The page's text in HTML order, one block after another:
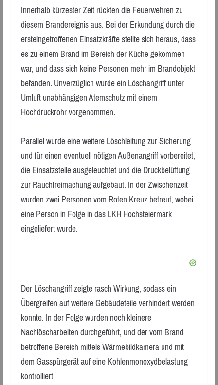
Innerhalb kürzester Zeit rückten die Feuerwehren zu
diesem Brandereignis aus. Bei der Erkundung durch die
ersteingetroffenen Einsatzkräfte stellte sich heraus, dass
es zu einem Brand im Bereich der Küche gekommen
war, und dass sich keine Personen mehr im Brandobjekt
befanden. Unverzüglich wurde ein Löschangriff unter
Umluft unabhängigen Atemschutz mit einem
Hochdruckrohr vorgenommen.
Parallel wurde eine weitere Löschleitung zur Sicherung
und für einen eventuell nötigen Außenangriff vorbereitet,
die Einsatzstelle ausgeleuchtet und die Druckbelüftung
zur Rauchfreimachung aufgebaut. In der Zwischenzeit
wurden zwei Personen vom Roten Kreuz betreut, wobei
eine Person in Folge in das LKH Hochsteiermark
eingeliefert wurde.
Der Löschangriff zeigte rasch Wirkung, sodass ein
Übergreifen auf weitere Gebäudeteile verhindert werden
konnte. In der Folge wurden noch kleinere
Nachlöscharbeiten durchgeführt, und der vom Brand
betroffene Bereich mittels Wärmebildkamera und mit
dem Gasspürgerät auf eine Kohlenmonoxydbelastung
kontrolliert.